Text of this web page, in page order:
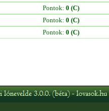
Pontok: 0 (C)
Pontok: 0 (C)
Pontok: 0 (C)